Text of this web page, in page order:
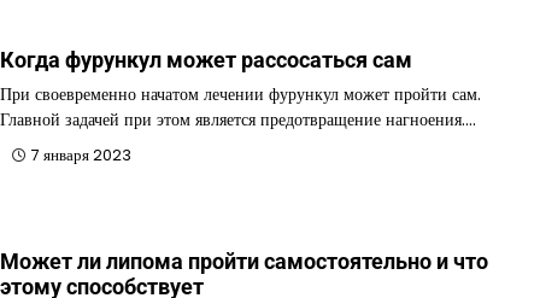
Когда фурункул может рассосаться сам
При своевременно начатом лечении фурункул может пройти сам.
Главной задачей при этом является предотвращение нагноения.…
7 января 2023
Может ли липома пройти самостоятельно и что
этому способствует